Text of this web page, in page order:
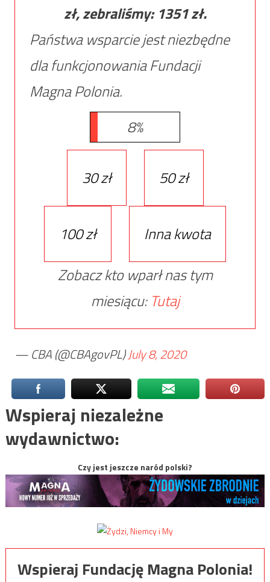
zł, zebraliśmy: 1351zł.
Państwa wsparcie jest niezbędne
dla funkcjonowania Fundacji
Magna Polonia.
8%
30 zł 50 zł
100 zł
Inna kwota
Zobacz kto wparł nas tym
miesiącu: Tutaj
— CBA (@CBAgovPL)July 8, 2020
Wspieraj niezależne
wydawnictwo:
Czy jest jeszcze naród polski?
Wspieraj Fundację Magna Polonia!